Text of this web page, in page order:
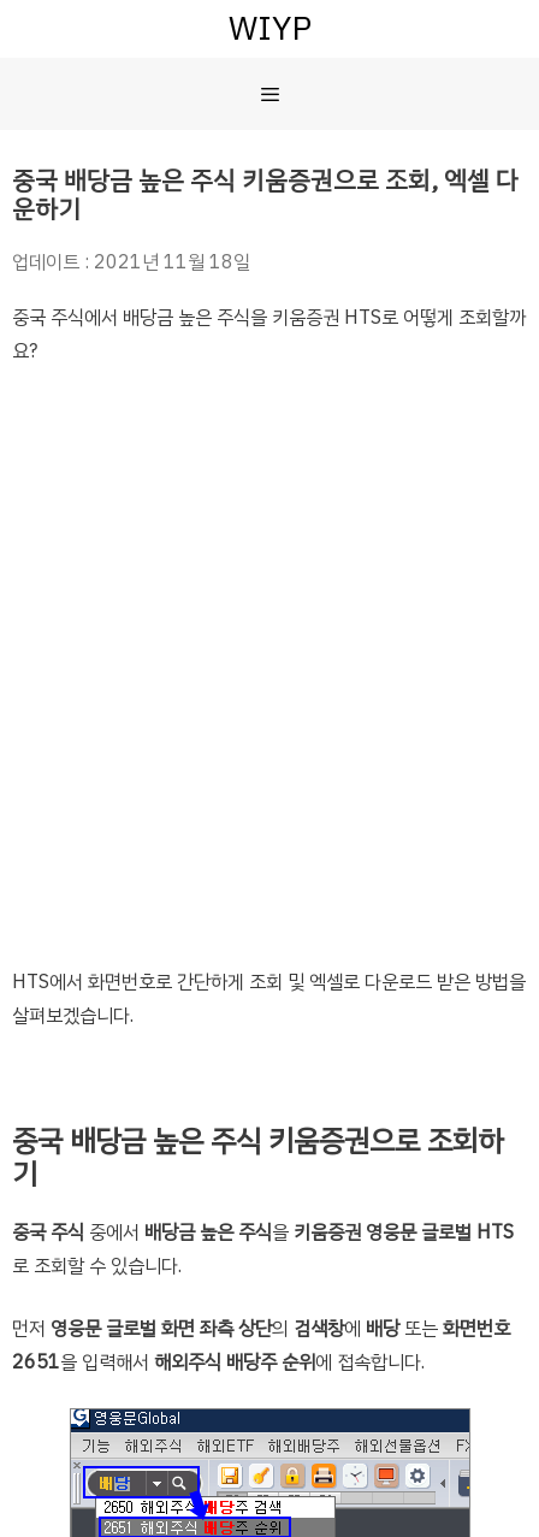
뛰
기
WIYP
뉴
중국 배당금 높은 주식 키움증권으로 조회, 엑셀 다
운하기
업데이트 : 2021년 11월 18일
중국 주식에서 배당금 높은 주식을 키움증권 HTS로 어떻게 조회할까
요?
HTS에서 화면번호로 간단하게 조회 및 엑셀로 다운로드 받은 방법을
살펴보겠습니다.
중국 배당금 높은 주식 키움증권으로 조회하
기
중국 주식 중에서 배당금 높은 주식을 키움증권 영웅문 글로벌 HTS
로 조회할 수 있습니다.
먼저 영웅문 글로벌 화면 좌측 상단의 검색창에 배당또는화면번호
2651을 입력해서 해외주식 배당주 순위에 접속합니다.